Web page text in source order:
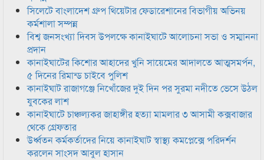
সিলেটে বাংলাদেশ গ্রুপ থিয়েটার ফেডারেশানের বিভাগীয় অভিনয়
কর্মশালা সম্পন্ন
বিশ্ব জনসংখ্যা দিবস উপলক্ষে কানাইঘাটে আলোচনা সভা ও সম্মাননা
প্রদান
কানাইঘাটের কিশোর আহাদের খুনি সায়েমের আদালতে আত্মসমর্পন,
৫ দিনের রিমান্ড চাইবে পুলিশ
কানাইঘাট রাজাগঞ্জে নিখোঁজের দুই দিন পর সুরমা নদীতে ভেসে উঠল
যুবকের লাশ
কানাইঘাটে চাঞ্চল্যকর জাহাঙ্গীর হত্যা মামলার ৩ আসামী কক্সবাজার
থেকে গ্রেফতার
উর্ধ্বতন কর্মকর্তাদের নিয়ে কানাইঘাট স্বাস্থ্য কমপ্লেক্সে পরিদর্শন
করলেন সাংসদ আবুল হাসান